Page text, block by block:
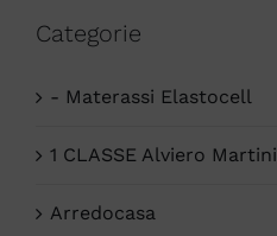
Categorie
- Materassi Elastocell
1 CLASSE Alviero Martini
Arredocasa